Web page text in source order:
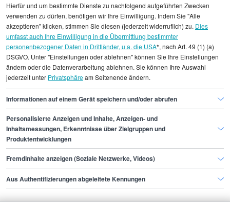
Durchschnittswerte und die Angaben können nicht
einzelnen Stellenangeboten zugeordnet werden.
Gehaltsinformationen
Bildung
Koordinator Ausbildung
Koordinator Ausbildung Bielefeld
Finde den Job,
der zu dir passt.
Hierfür und um bestimmte Dienste zu nachfolgend aufgeführten Zwecken
verwenden zu dürfen, benötigen wir Ihre Einwilligung. Indem Sie "Alle
akzeptieren" klicken, stimmen Sie diesen (jederzeit widerruflich) zu. Dies
umfasst auch Ihre Einwilligung in die Übermittlung bestimmter
personenbezogener Daten in Drittländer, u.a. die USA*, nach Art. 49 (1) (a)
DSGVO. Unter "Einstellungen oder ablehnen" können Sie Ihre Einstellungen
ändern oder die Datenverarbeitung ablehnen. Sie können Ihre Auswahl
jederzeit unter Privatsphäream Seitenende ändern.
Informationen auf einem Gerät speichern und/oder abrufen
Personalisierte Anzeigen und Inhalte, Anzeigen- und
Inhaltsmessungen, Erkenntnisse über Zielgruppen und
Produktentwicklungen
Fremdinhalte anzeigen (Soziale Netzwerke, Videos)
Aus Authentifizierungen abgeleitete Kennungen